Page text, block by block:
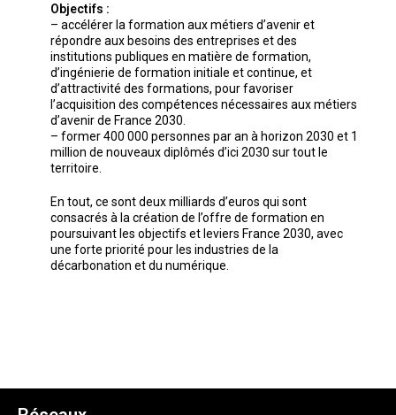
Objectifs :
– accélérer la formation aux métiers d’avenir et
répondre aux besoins des entreprises et des
institutions publiques en matière de formation,
d’ingénierie de formation initiale et continue, et
d’attractivité des formations, pour favoriser
l’acquisition des compétences nécessaires aux métiers
d’avenir de France 2030.
– former 400 000 personnes par an à horizon 2030 et 1
million de nouveaux diplômés d’ici 2030 sur tout le
territoire.
En tout, ce sont deux milliards d’euros qui sont
consacrés à la création de l’offre de formation en
poursuivant les objectifs et leviers France 2030, avec
une forte priorité pour les industries de la
décarbonation et du numérique.